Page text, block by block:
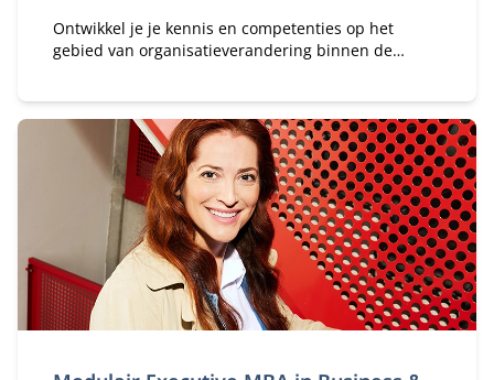
Ontwikkel je je kennis en competenties op het
gebied van organisatieverandering binnen de